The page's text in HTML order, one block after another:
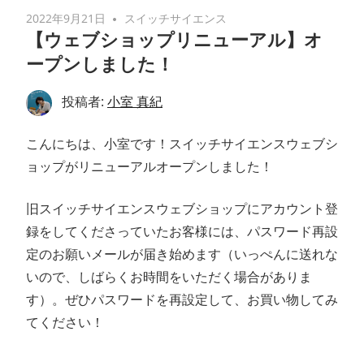
チ
サ
エ
ン
ス
マ
ガ
2022年9月21日 スイッチサイエンス
【ウェブショップリニューアル】オ
ープンしました！
投稿者: 小室 真紀
こんにちは、小室です！スイッチサイエンスウェブシ
ョップがリニューアルオープンしました！
旧スイッチサイエンスウェブショップにアカウント登
録をしてくださっていたお客様には、パスワード再設
定のお願いメールが届き始めます（いっぺんに送れな
いので、しばらくお時間をいただく場合がありま
す）。ぜひパスワードを再設定して、お買い物してみ
てください！